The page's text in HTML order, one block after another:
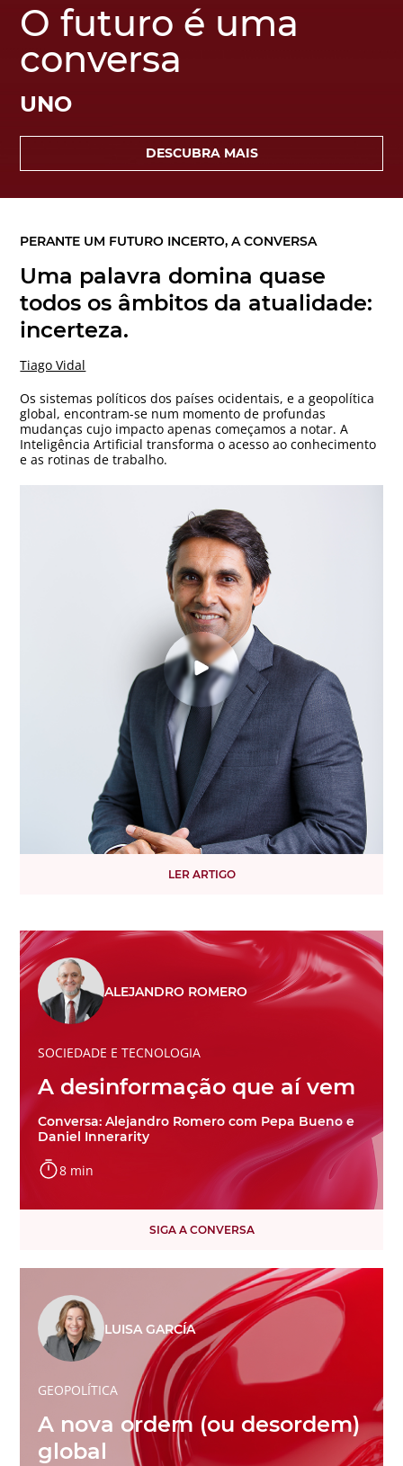
O futuro é uma
conversa
UNO
DESCUBRA MAIS
PERANTE UM FUTURO INCERTO, A CONVERSA
Uma palavra domina quase
todos os âmbitos da atualidade:
incerteza.
Tiago Vidal
LER ARTIGO
Os sistemas políticos dos países ocidentais, e a geopolítica
global, encontram-se num momento de profundas
mudanças cujo impacto apenas começamos a notar. A
Inteligência Artificial transforma o acesso ao conhecimento
e as rotinas de trabalho.
ALEJANDRO ROMERO
SOCIEDADE E TECNOLOGIA
A desinformação que aí vem
Conversa: Alejandro Romero com Pepa Bueno e
Daniel Innerarity
8 min
SIGA A CONVERSA
LUISA GARCÍA
GEOPOLÍTICA
A nova ordem (ou desordem)
global